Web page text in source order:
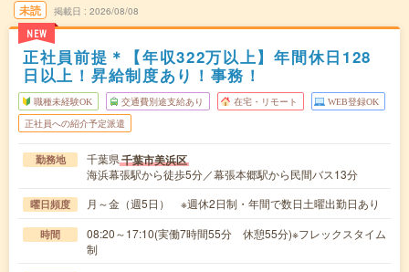
未読
NEW
掲載日 2026/08/08
正社員前提＊【年収322万以上】年間休日128
日以上！昇給制度あり！事務！
職種未経験OK 交通費別途支給あり 在宅・リモート WEB登録OK
正社員への紹介予定派遣
勤務地 千葉県千葉市美浜区
海浜幕張駅から徒歩5分／幕張本郷駅から民間バス13分
曜日頻度 月～金（週5日） ※週休2日制・年間で数日土曜出勤日あり
時間
08:20～17:10(実働7時間55分 休憩55分)※フレックスタイム
制